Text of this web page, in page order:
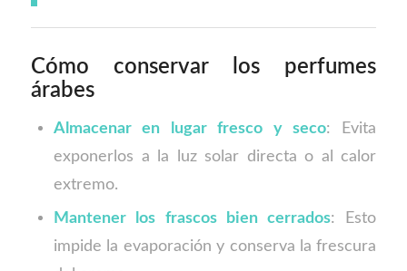
Cómo conservar los perfumes
árabes
Almacenar en lugar fresco y seco: Evita
exponerlos a la luz solar directa o al calor
extremo.
Mantener los frascos bien cerrados: Esto
impide la evaporación y conserva la frescura